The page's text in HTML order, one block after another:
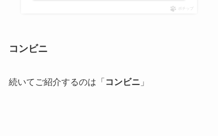
ポチップ
コンビニ
続いてご紹介するのは「 コンビニ 」